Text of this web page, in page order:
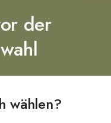
der
wählen?